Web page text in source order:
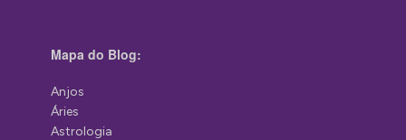
Mapa do Blog:
Anjos
Áries
Astrologia